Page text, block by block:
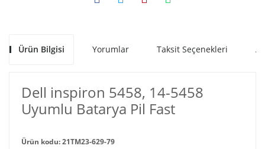
Ürün Bilgisi Yorumlar Taksit Seçenekleri
Dell inspiron 5458, 14-5458
Uyumlu Batarya Pil Fast
Ürün kodu: 21TM23-629-79